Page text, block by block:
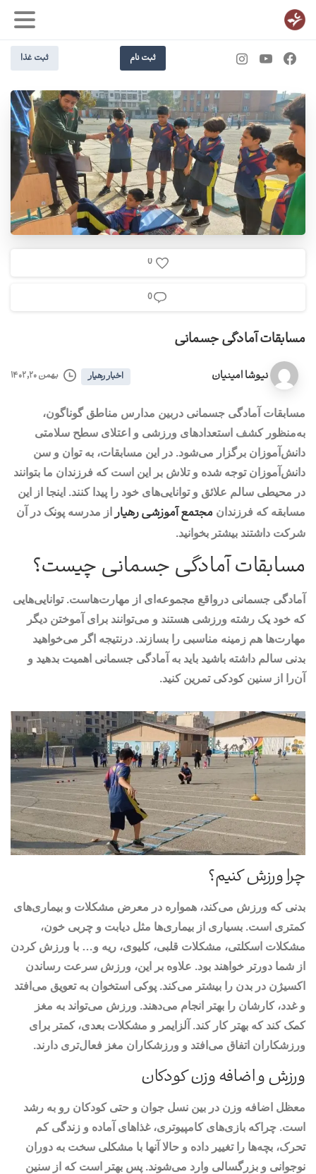
ثبت نام ثبت غذا
0
0
مسابقات آمادگی جسمانی
نیوشا امینیان اخبار رهیار بهمن ۲۰, ۱۴۰۲
مسابقات آمادگی جسمانی دربین مدارس مناطق گوناگون،
به‌منظور کشف استعدادهای ورزشی و اعتلای سطح سلامتی
دانش‌آموزان برگزار می‌شود. در این مسابقات، به توان و سن
دانش‌آموزان توجه شده و تلاش بر این است که فرزندان ما بتوانند
در محیطی سالم علائق و توانایی‌های خود را پیدا کنند. اینجا از این
مسابقه که فرزندان مجتمع آموزشی رهیار از مدرسه پونک در آن
شرکت داشتند بیشتر بخوانید.
مسابقات آمادگی جسمانی چیست؟
آمادگی جسمانی درواقع مجموعه‌ای از مهارت‌هاست. توانایی‌هایی
که خود یک رشته ورزشی هستند و می‌توانند برای آموختن دیگر
مهارت‌ها هم زمینه مناسبی را بسازند. درنتیجه اگر می‌خواهید
بدنی سالم داشته باشید باید به آمادگی جسمانی اهمیت بدهید و
آن‌را از سنین کودکی تمرین کنید.
چرا ورزش کنیم؟
بدنی که ورزش می‌کند، همواره در معرض مشکلات و بیماری‌های
کمتری است. بسیاری از بیماری‌ها مثل دیابت و چربی خون،
مشکلات اسکلتی، مشکلات قلبی، کلیوی، ریه و… با ورزش کردن
از شما دورتر خواهند بود. علاوه بر این، ورزش سرعت رساندن
اکسیژن در بدن را بیشتر می‌کند. پوکی استخوان به تعویق می‌افتد
و غدد، کارشان را بهتر انجام می‌دهند. ورزش می‌تواند به مغز
کمک کند که بهتر کار کند. آلزایمر و مشکلات بعدی، کمتر برای
ورزشکاران اتفاق می‌افتد و ورزشکاران مغز فعال‌تری دارند.
ورزش و اضافه وزن کودکان
معظل اضافه وزن در بین نسل جوان و حتی کودکان رو به رشد
است. چراکه بازی‌های کامپیوتری، غذاهای آماده و زندگی کم
تحرک، بچه‌ها را تغییر داده و حالا آنها با مشکلی سخت به دوران
نوجوانی و بزرگسالی وارد می‌شوند. پس بهتر است که از سنین